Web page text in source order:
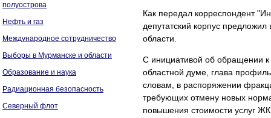
полуострова
Нефть и газ
Международное сотрудничество
Выборы в Мурманске и области
Образование и наука
Радиационная безопасность
Северный флот
Как передал корреспондент
депутатский корпус
области.
С инициативой об обращении
областной думе, глава
словам, в распоряжении
требующих отмену новых
повышения стоимости услуг